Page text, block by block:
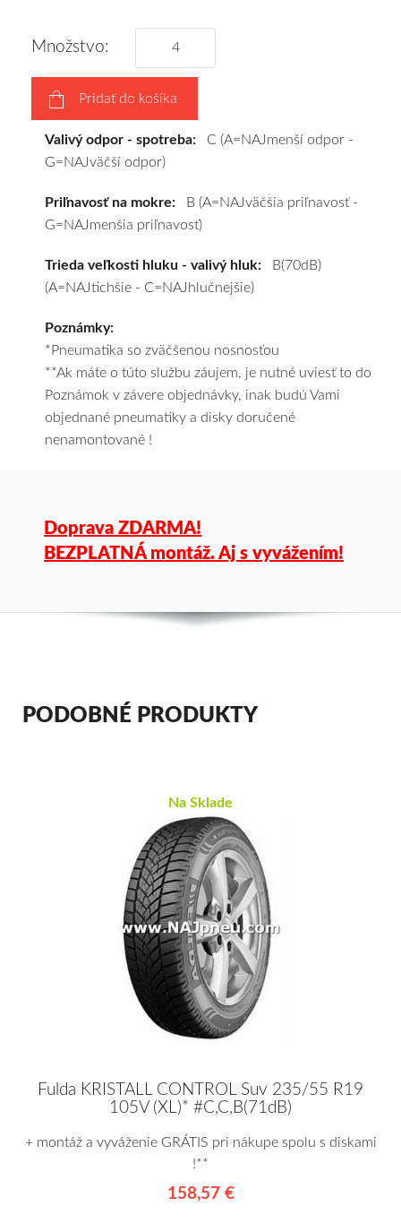
na
disky
podľa
vášho
výberu
Množstvo:
Pridať do košíka
Valivý odpor - spotreba: C (A=NAJmenší odpor -
G=NAJväčší odpor)
Priľnavosť na mokre: B (A=NAJväčšia priľnavosť -
G=NAJmenšia priľnavosť)
Trieda veľkosti hluku - valivý hluk: B(70dB)
(A=NAJtichšie - C=NAJhlučnejšie)
Poznámky:
*Pneumatika so zväčšenou nosnosťou
**Ak máte o túto službu záujem, je nutné uviesť to do
Poznámok v závere objednávky, inak budú Vami
objednané pneumatiky a disky doručené
nenamontované !
Doprava ZDARMA!
BEZPLATNÁ montáž. Aj s vyvážením!
PODOBNÉ PRODUKTY
Na Sklade
Fulda KRISTALL CONTROL Suv 235/55 R19
105V (XL)* #C,C,B(71dB)
+ montáž a vyváženie GRÁTIS pri nákupe spolu s diskami
!**
158,57 €